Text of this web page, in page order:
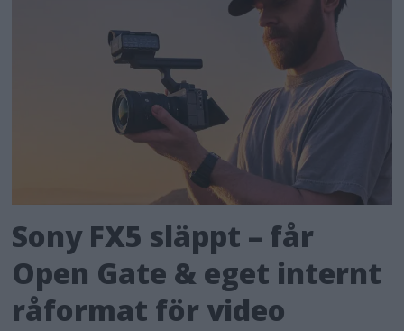
Sony FX5 släppt – får
Open Gate & eget internt
råformat för video